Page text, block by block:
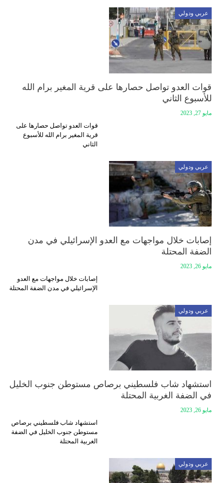
عربي ودولي
قوات العدو تواصل حصارها على قرية المغير برام الله
للأسبوع الثاني
مايو 27, 2023
قوات العدو تواصل حصارها على
قرية المغير برام الله للأسبوع
الثاني
عربي ودولي
إصابات خلال مواجهات مع العدو الإسرائيلي في مدن
الضفة المحتلة
مايو 26, 2023
إصابات خلال مواجهات مع العدو
الإسرائيلي في مدن الضفة المحتلة
عربي ودولي
استشهاد شاب فلسطيني برصاص مستوطن جنوب الخليل
في الضفة الغربية المحتلة
مايو 26, 2023
استشهاد شاب فلسطيني برصاص
مستوطن جنوب الخليل في الضفة
الغربية المحتلة
عربي ودولي